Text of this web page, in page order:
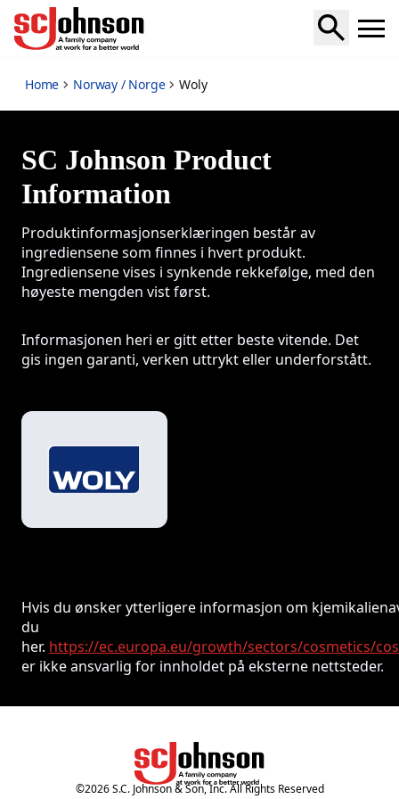
Home Norway / Norge Woly
SC Johnson Product
Information
Produktinformasjonserklæringen består av
ingrediensene som finnes i hvert produkt.
Ingrediensene vises i synkende rekkefølge, med den
høyeste mengden vist først.
Informasjonen heri er gitt etter beste vitende. Det
gis ingen garanti, verken uttrykt eller underforstått.
Hvis du ønsker ytterligere informasjon om
du
her. https://ec.europa.eu/growth/sectors/cosmetics/
er ikke ansvarlig for innholdet på eksterne nettsteder.
©2026S.C. Johnson & Son, Inc. All Rights Reserved